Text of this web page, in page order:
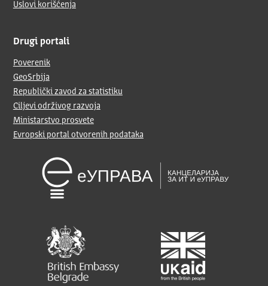
Uslovi korišćenja
Drugi portali
Poverenik
GeoSrbija
Republički zavod za statistiku
Ciljevi održivog razvoja
Ministarstvo prosvete
Evropski portal otvorenih podataka